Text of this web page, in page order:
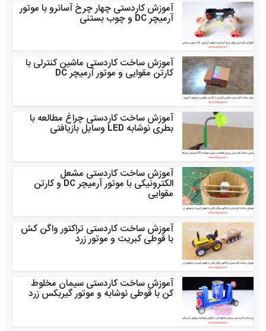
آموزش کاردستی چهار چرخ آسانرو با موتور
آرمیچر DC و چوب بستنی
آموزش ساخت کاردستی ماشین کنترلی با
کارتن مقوایی و موتور آرمیچر DC
آموزش ساخت کاردستی چراغ مطالعه با
بطری نوشابه LED وسایل بازیافتی
آموزش ساخت کاردستی مشعل
الکترونیکی با موتور آرمیچر DC و کارتن
مقوایی
آموزش ساخت کاردستی تراکتور واگن کش
با قوطی کبریت و موتور زرد
آموزش ساخت کاردستی سیمان مخلوط
کن با قوطی نوشابه و موتور گیربکس زرد